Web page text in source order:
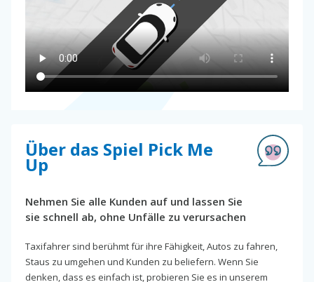
Über das Spiel Pick Me
Up
Nehmen Sie alle Kunden auf und lassen Sie
sie schnell ab, ohne Unfälle zu verursachen
Taxifahrer sind berühmt für ihre Fähigkeit, Autos zu fahren,
Staus zu umgehen und Kunden zu beliefern. Wenn Sie
denken, dass es einfach ist, probieren Sie es in unserem